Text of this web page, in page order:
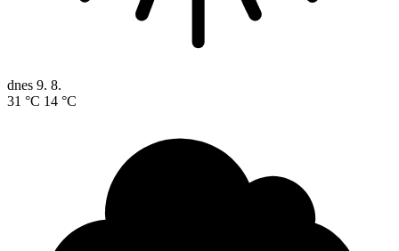
dnes 9. 8.
31 °C 14 °C